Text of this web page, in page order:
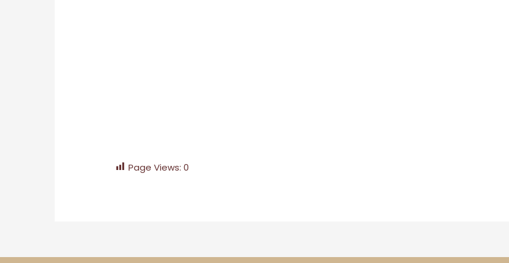
Page Views: 0